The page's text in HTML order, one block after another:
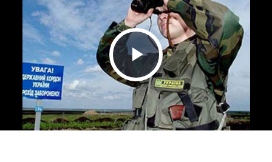
Play Video